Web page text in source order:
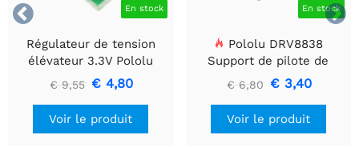

 En stock
Régulateur de tension
élévateur 3.3V Pololu
U1V10F3
€ 9,55 € 4,80
Voir le produit
En stock
Pololu DRV8838
Support de pilote de
moteur CC à balais simple
€ 6,80 € 3,40
Voir le produit